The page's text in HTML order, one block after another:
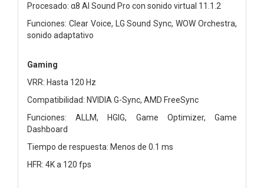
Procesado: α8 AI Sound Pro con sonido virtual 11.1.2
Funciones: Clear Voice, LG Sound Sync, WOW Orchestra,
sonido adaptativo
Gaming
VRR: Hasta 120 Hz
Compatibilidad: NVIDIA G-Sync, AMD FreeSync
Funciones: ALLM, HGIG, Game Optimizer, Game
Dashboard
Tiempo de respuesta: Menos de 0.1 ms
HFR: 4K a 120 fps